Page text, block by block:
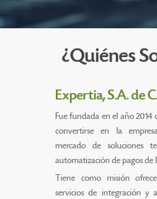
¿Quiénes
Expertia, S.A. de
Fue fundada en el año 2014
convertirse en la
mercado de soluciones
automatización de pagos de
Tiene como misión
servicios de integración y